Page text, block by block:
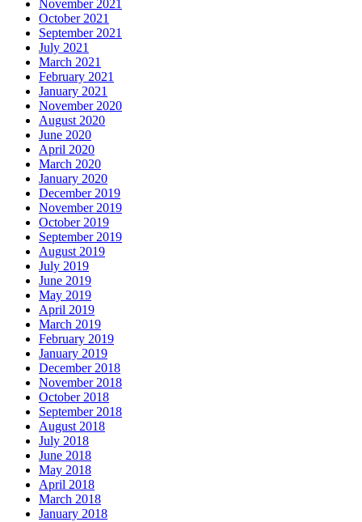
November 2021
October 2021
September 2021
July 2021
March 2021
February 2021
January 2021
November 2020
August 2020
June 2020
April 2020
March 2020
January 2020
December 2019
November 2019
October 2019
September 2019
August 2019
July 2019
June 2019
May 2019
April 2019
March 2019
February 2019
January 2019
December 2018
November 2018
October 2018
September 2018
August 2018
July 2018
June 2018
May 2018
April 2018
March 2018
January 2018